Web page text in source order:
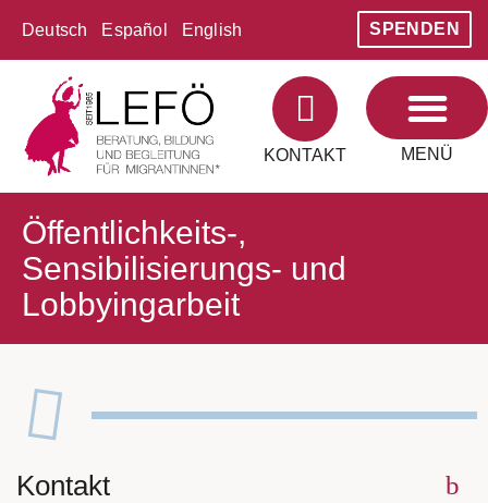
Deutsch Español English SPENDEN
KONTAKT MENÜ
Öffentlichkeits-,
Sensibilisierungs- und
Lobbyingarbeit
Kontakt